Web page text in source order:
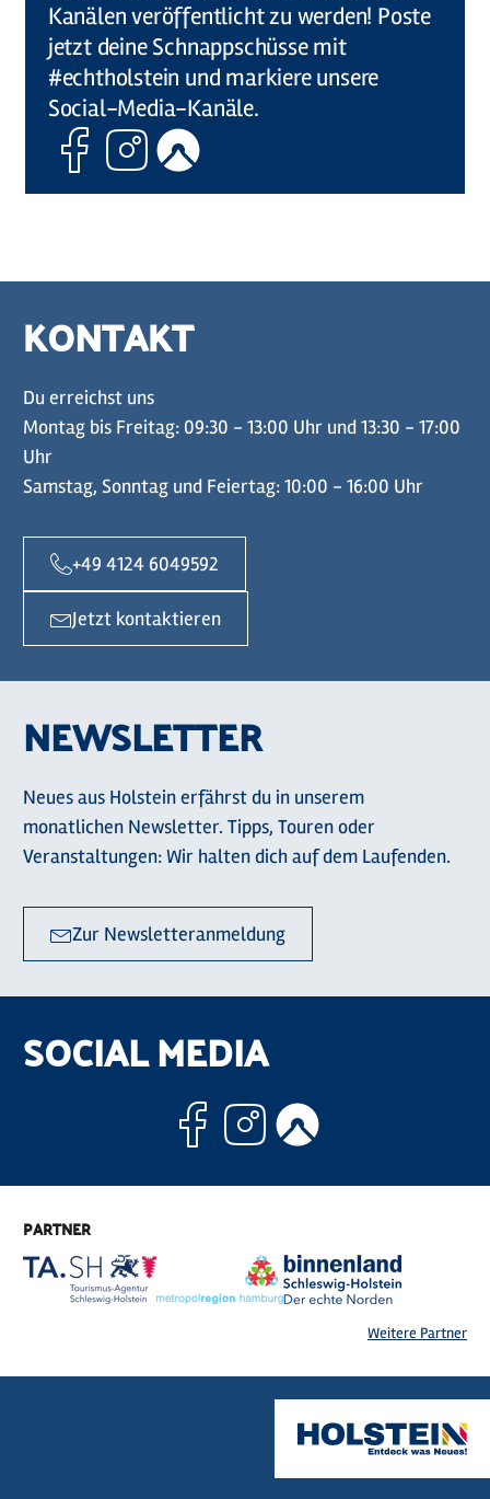
Kanälen veröffentlicht zu werden! Poste
jetzt deine Schnappschüsse mit
#echtholstein und markiere unsere
Social-Media-Kanäle.
FacebookInstagram
Komoot
KONTAKT
Du erreichst uns
Montag bis Freitag: 09:30 - 13:00 Uhr und 13:30 - 17:00
Uhr
Samstag, Sonntag und Feiertag: 10:00 - 16:00 Uhr
+49 4124 6049592
Jetzt kontaktieren
NEWSLETTER
Neues aus Holstein erfährst du in unserem
monatlichen Newsletter. Tipps, Touren oder
Veranstaltungen: Wir halten dich auf dem Laufenden.
Zur Newsletteranmeldung
SOCIAL MEDIA
Facebook
Instagram
PARTNER
Weitere Partner